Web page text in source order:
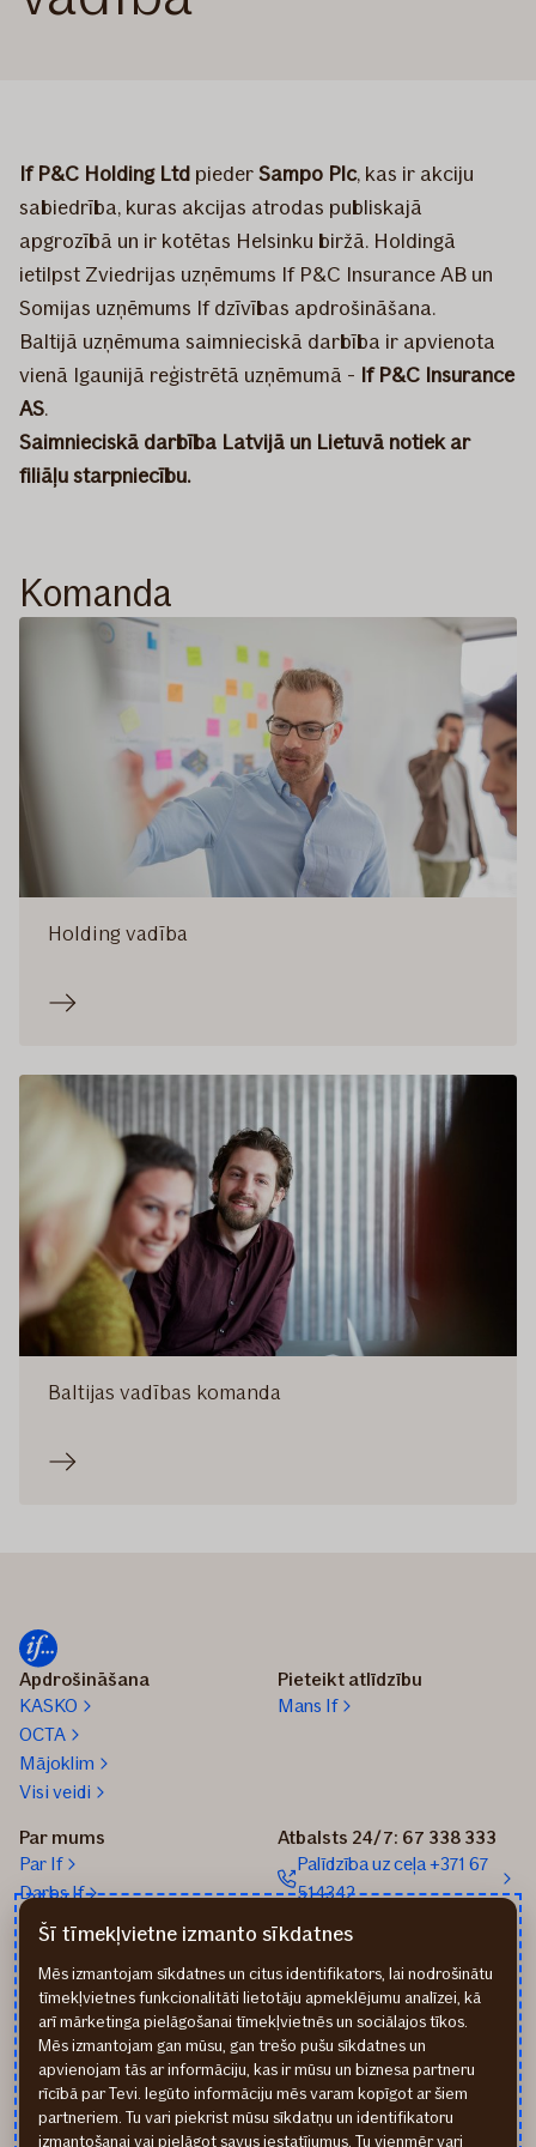
If P&C Holding Ltd piederSampo Plc, kas ir akciju
sabiedrība, kuras akcijas atrodas publiskajā
apgrozībā un ir kotētas Helsinku biržā. Holdingā
ietilpst Zviedrijas uzņēmums If P&C Insurance AB un
Somijas uzņēmums If dzīvības apdrošināšana.
Baltijā uzņēmuma saimnieciskā darbība ir apvienota
vienā Igaunijā reģistrētā uzņēmumā - If P&C Insurance
AS.
Saimnieciskā darbība Latvijā un Lietuvā notiek ar
filiāļu starpniecību.
Komanda
Holding vadība
Baltijas vadības komanda
Apdrošināšana
KASKO
OCTA
Mājoklim
Visi veidi
Pieteikt atlīdzību
Mans If
Par mums
Par If
Darbs If
Medijiem
Ilgtspēja
Atbalsts 24/7: 67 338 333
Palīdzība uz ceļa +371 67
514342
Sūtīt e-pastu: info@if.lv
If Apdrošināšanas
izplatītāji
Pirmslīguma informācija
Rekvizīti
Šī tīmekļvietne izmanto sīkdatnes
Mēs izmantojam sīkdatnes un citus identifikators, lai nodrošinātu
tīmekļvietnes funkcionalitāti lietotāju apmeklējumu analīzei, kā
arī mārketinga pielāgošanai tīmekļvietnēs un sociālajos tīkos.
Mēs izmantojam gan mūsu, gan trešo pušu sīkdatnes un
apvienojam tās ar informāciju, kas ir mūsu un biznesa partneru
rīcībā par Tevi. Iegūto informāciju mēs varam kopīgot ar šiem
partneriem. Tu vari piekrist mūsu sīkdatņu un identifikatoru
izmantošanai vai pielāgot savus iestatījumus. Tu vienmēr vari